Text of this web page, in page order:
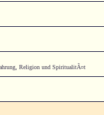
Religion und SpiritualitÃ¤t